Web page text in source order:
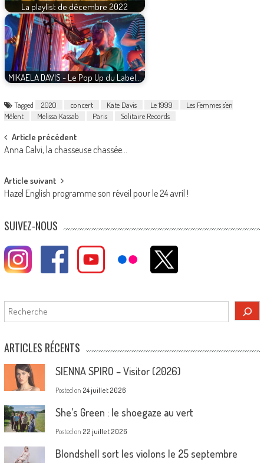
La playlist de décembre 2022
MIKAELA DAVIS - Le Pop Up du Label…
Tagged 2020 concert Kate Davis Le 1999
Les Femmes s'en
Mêlent
Melissa Kassab Paris Solitaire Records
Post
navigation
Article précédent
Anna Calvi, la chasseuse chassée…
Article suivant
Hazel English programme son réveil pour le 24 avril !
SUIVEZ-NOUS
Rechercher
ARTICLES RÉCENTS
SIENNA SPIRO – Visitor (2026)
Posted on 24 juillet 2026
She’s Green : le shoegaze au vert
Posted on 22 juillet 2026
Blondshell sort les violons le 25 septembre